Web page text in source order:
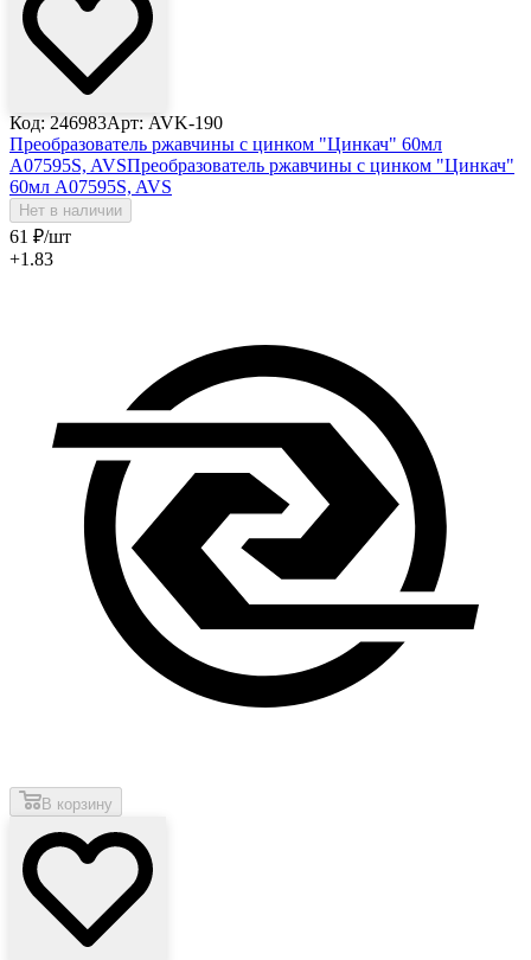
Код: 246983Арт: AVK-190
Преобразователь ржавчины с цинком "Цинкач" 60мл
A07595S, AVSПреобразователь ржавчины с цинком "Цинкач"
60мл A07595S, AVS
Нет в наличии
61 ₽/шт
+1.83
В корзину